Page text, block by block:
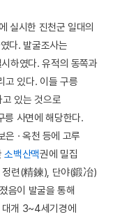
실시한 진천군 일대의
다. 발굴조사는
하였다. 유적의 동쪽과
고 있다. 이들 구릉
있는 것으로
사면에 해당한다.
은 · 옥천 등에 고루
소백산맥권에 밀집
정련(精鍊), 단야(鍛冶)
음이 발굴을 통해
대개 3~4세기경에